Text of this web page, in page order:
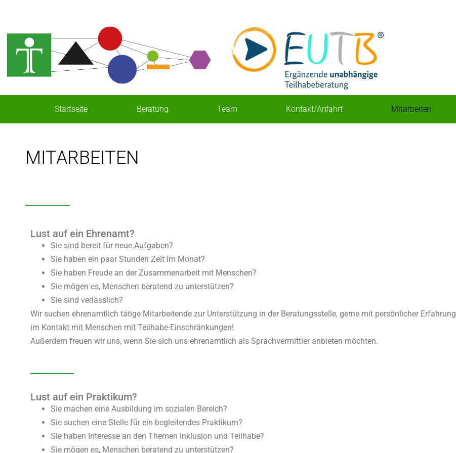
Startseite Beratung Team Kontakt/Anfahrt Mitarbeiten
MITARBEITEN
Lust auf ein Ehrenamt?
Sie sind bereit für neue Aufgaben?
Sie haben ein paar Stunden Zeit im Monat?
Sie haben Freude an der Zusammenarbeit mit Menschen?
Sie mögen es, Menschen beratend zu unterstützen?
Sie sind verlässlich?
Wir suchen ehrenamtlich tätige Mitarbeitende zur Unterstützung in der Beratungsstelle, gerne mit persönlicher Erfahrung
im Kontakt mit Menschen mit Teilhabe-Einschränkungen!
Außerdem freuen wir uns, wenn Sie sich uns ehrenamtlich als Sprachvermittler anbieten möchten.
Lust auf ein Praktikum?
Sie machen eine Ausbildung im sozialen Bereich?
Sie suchen eine Stelle für ein begleitendes Praktikum?
Sie haben Interesse an den Themen Inklusion und Teilhabe?
Sie mögen es, Menschen beratend zu unterstützen?